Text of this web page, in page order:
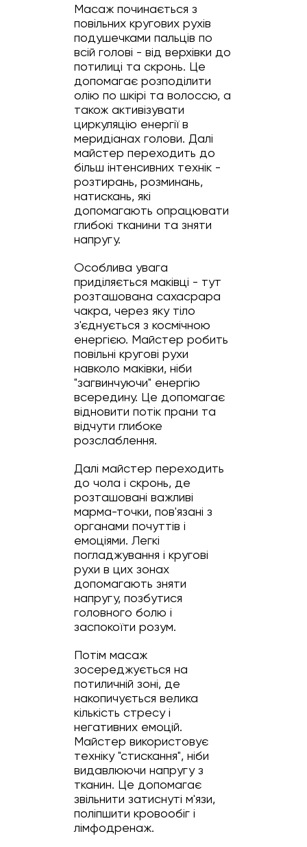
Масаж починається з
повільних кругових рухів
подушечками пальців по
всій голові - від верхівки до
потилиці та скронь. Це
допомагає розподілити
олію по шкірі та волоссю, а
також активізувати
циркуляцію енергії в
меридіанах голови. Далі
майстер переходить до
більш інтенсивних технік -
розтирань, розминань,
натискань, які
допомагають опрацювати
глибокі тканини та зняти
напругу.
Особлива увага
приділяється маківці - тут
розташована сахасрара
чакра, через яку тіло
з'єднується з космічною
енергією. Майстер робить
повільні кругові рухи
навколо маківки, ніби
"загвинчуючи" енергію
всередину. Це допомагає
відновити потік прани та
відчути глибоке
розслаблення.
Далі майстер переходить
до чола і скронь, де
розташовані важливі
марма-точки, пов'язані з
органами почуттів і
емоціями. Легкі
погладжування і кругові
рухи в цих зонах
допомагають зняти
напругу, позбутися
головного болю і
заспокоїти розум.
Потім масаж
зосереджується на
потиличній зоні, де
накопичується велика
кількість стресу і
негативних емоцій.
Майстер використовує
техніку "стискання", ніби
видавлюючи напругу з
тканин. Це допомагає
звільнити затиснуті м'язи,
поліпшити кровообіг і
лімфодренаж.